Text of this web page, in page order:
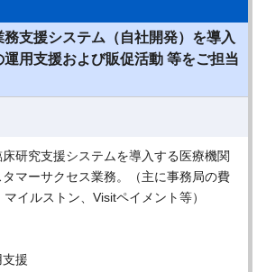
支援システム（自社開発）を導入
用支援および販促活動 等をご担当
研究支援システムを導入する医療機関
マーサクセス業務。（主に事務局の費
イルストン、Visitペイメント等）
支援